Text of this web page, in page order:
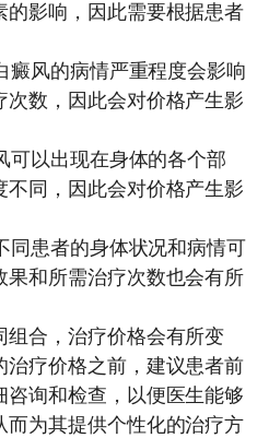
的影响，因此需要根据患者
风的病情严重程度会影响
数，因此会对价格产生影
以出现在身体的各个部
同，因此会对价格产生影
患者的身体状况和病情可
果和所需治疗次数也会有所
合，治疗价格会有所变
治疗价格之前，建议患者前
询和检查，以便医生能够
而为其提供个性化的治疗方